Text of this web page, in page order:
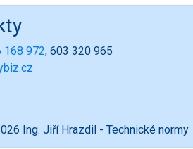
168 972, 603 320 965
Ing. Jiří Hrazdil - Technické normy